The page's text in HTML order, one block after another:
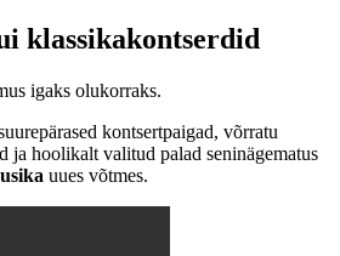
klassikakontserdid
igaks olukorraks.
kontsertpaigad, võrratu
ja hoolikalt valitud palad seninägematus
uues võtmes.